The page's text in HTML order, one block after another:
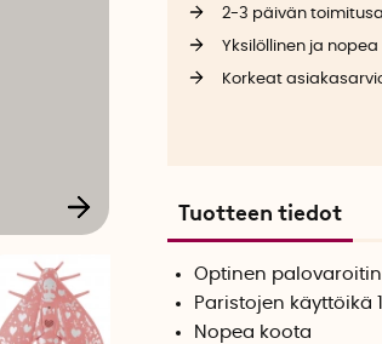
2-3 päivän
Yksilöllinen ja
Korkeat
Tuotteen tiedot
Optinen palovaroitin
Paristojen käyttöikä
Nopea koota